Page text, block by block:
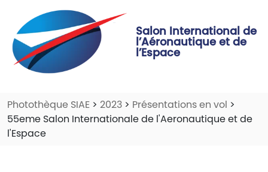
Salon International de
l’Aéronautique et de
l’Espace
Photothèque SIAE > 2023 > Présentations en vol >
55eme Salon Internationale de l'Aeronautique et de
l'Espace